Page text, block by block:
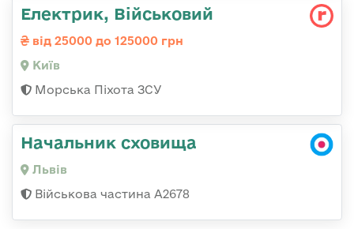
Електрик, Військовий
від 25000 до 125000 грн
Київ
Морська Піхота ЗСУ
Начальник сховища
Львів
Військова частина А2678